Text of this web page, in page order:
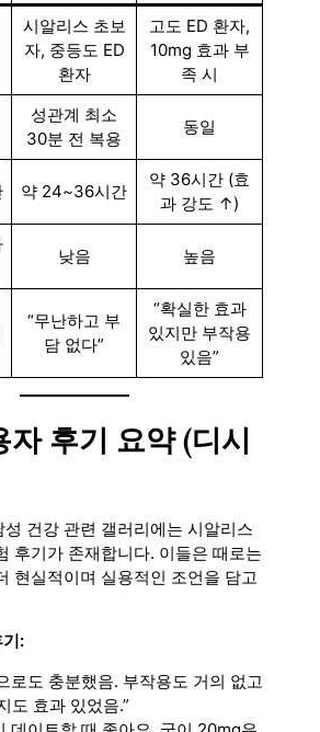
시알리스 초보
자, 중등도 ED
환자
고도 ED 환자,
10mg 효과 부
족 시
성관계 최소
30분 전 복용
동일
약 24~36시간
약 36시간 (효
과 강도 ↑)
낮음 높음
“무난하고 부
담 없다”
“확실한 효과
있지만 부작용
있음”
자 후기 요약 (디시
건강 관련 갤러리에는 시알리스
후기가 존재합니다. 이들은 때로는
현실적이며 실용적인 조언을 담고
:
로도 충분했음. 부작용도 거의 없고
도 효과 있었음.”